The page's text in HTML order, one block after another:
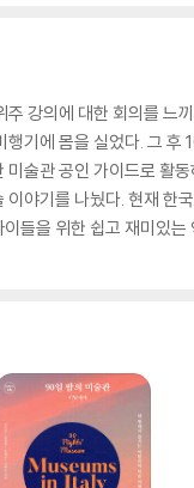
주 강의에 대한 회의를 느
행기에 몸을 실었다. 그 후
미술관 공인 가이드로 활
이야기를 나눴다. 현재 한
들을 위한 쉽고 재미있는